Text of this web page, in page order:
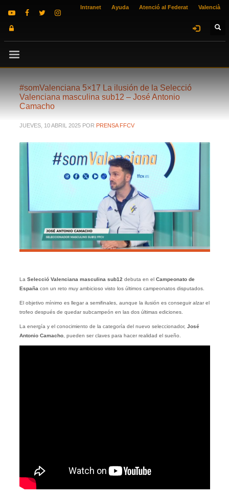
Intranet Ayuda Atenció al Federat Valencià
#somValenciana 5×17 La ilusión de la Selecció
Valenciana masculina sub12 – José Antonio
Camacho
JUEVES, 10 ABRIL 2025 POR PRENSA FFCV
La Selecció Valenciana masculina sub12 debuta en el Campeonato de
España con un reto muy ambicioso visto los últimos campeonatos disputados.
El objetivo mínimo es llegar a semifinales, aunque la ilusión es conseguir alzar el
trofeo después de quedar subcampeón en las dos últimas ediciones.
La energía y el conocimiento de la categoría del nuevo seleccionador, José
Antonio Camacho, pueden ser claves para hacer realidad el sueño.